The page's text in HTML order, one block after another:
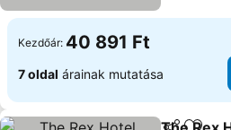
Kezdőár: 40 891 Ft
7 oldal árainak mutatása